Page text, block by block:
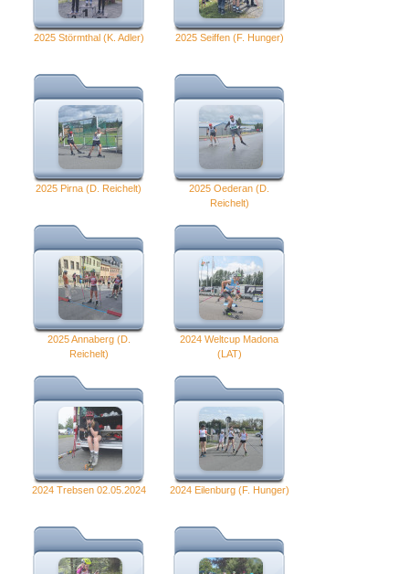
2025 Störmthal (K. Adler) 2025 Seiffen (F. Hunger)
2025 Pirna (D. Reichelt)
2025 Oederan (D.
Reichelt)
2025 Annaberg (D.
Reichelt)
2024 Weltcup Madona
(LAT)
2024 Trebsen 02.05.2024 2024 Eilenburg (F. Hunger)